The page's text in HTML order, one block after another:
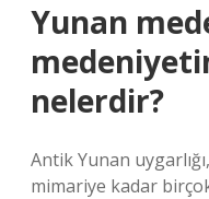
Yunan
nelerdir?
Antik Yunan
mimariye kadar